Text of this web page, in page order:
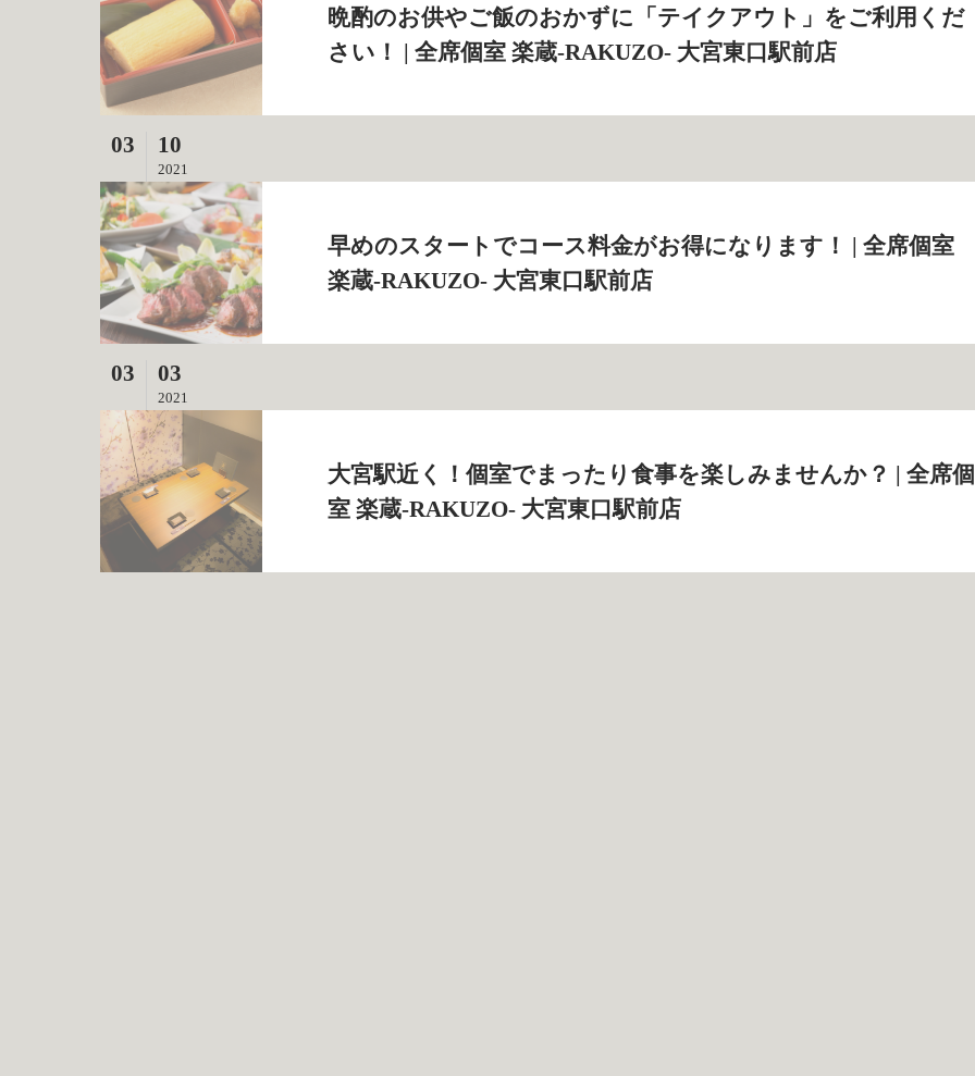
晩酌のお供やご飯のおかずに「テイクアウト」をご利用くだ
さい！ | 全席個室 楽蔵‐RAKUZO‐ 大宮東口駅前店
03 10
2021
早めのスタートでコース料金がお得になります！ | 全席個室
楽蔵‐RAKUZO‐ 大宮東口駅前店
03 03
2021
大宮駅近く！個室でまったり食事を楽しみませんか？ | 全席個
室 楽蔵‐RAKUZO‐ 大宮東口駅前店